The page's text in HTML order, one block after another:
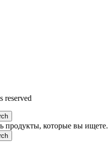
reserved
продукты, которые вы ищете.